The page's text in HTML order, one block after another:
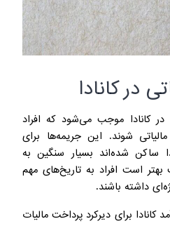
در کانادا
کانادا موجب می‌شود که افراد
شوند. این جریمه‌ها برای
ساکن شده‌اند بسیار سنگین به
است افراد به تاریخ‌های مهم
داشته باشند.
برای دیرکرد پرداخت مالیات